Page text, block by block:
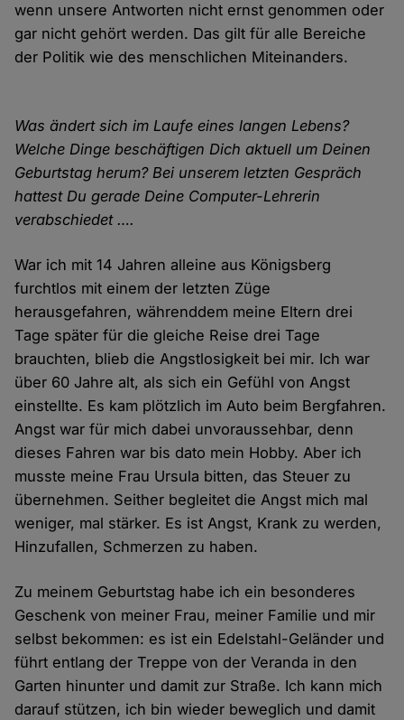
wenn unsere Antworten nicht ernst genommen oder
gar nicht gehört werden. Das gilt für alle Bereiche
der Politik wie des menschlichen Miteinanders.
Was ändert sich im Laufe eines langen Lebens?
Welche Dinge beschäftigen Dich aktuell um Deinen
Geburtstag herum? Bei unserem letzten Gespräch
hattest Du gerade Deine Computer-Lehrerin
verabschiedet ….
War ich mit 14 Jahren alleine aus Königsberg
furchtlos mit einem der letzten Züge
herausgefahren, währenddem meine Eltern drei
Tage später für die gleiche Reise drei Tage
brauchten, blieb die Angstlosigkeit bei mir. Ich war
über 60 Jahre alt, als sich ein Gefühl von Angst
einstellte. Es kam plötzlich im Auto beim Bergfahren.
Angst war für mich dabei unvoraussehbar, denn
dieses Fahren war bis dato mein Hobby. Aber ich
musste meine Frau Ursula bitten, das Steuer zu
übernehmen. Seither begleitet die Angst mich mal
weniger, mal stärker. Es ist Angst, Krank zu werden,
Hinzufallen, Schmerzen zu haben.
Zu meinem Geburtstag habe ich ein besonderes
Geschenk von meiner Frau, meiner Familie und mir
selbst bekommen: es ist ein Edelstahl-Geländer und
führt entlang der Treppe von der Veranda in den
Garten hinunter und damit zur Straße. Ich kann mich
darauf stützen, ich bin wieder beweglich und damit